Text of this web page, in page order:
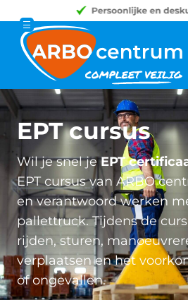
EPT cursus
Wil je snel jeEPT
EPT cursus van ARBO
en verantwoord werken
pallettruck. Tijdens de
rijden, sturen,
verplaatsen en het
of ongevallen.